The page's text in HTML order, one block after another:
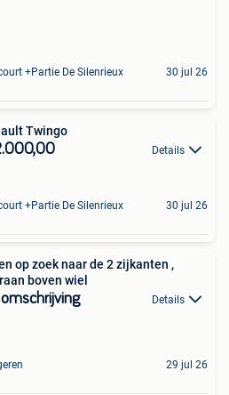
+Partie De Silenrieux 30 jul 26
Twingo
Details
+Partie De Silenrieux 30 jul 26
op zoek naar de 2 zijkanten ,
vooraan boven wiel
Details
29 jul 26